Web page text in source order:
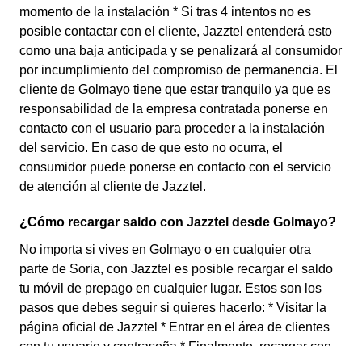
momento de la instalación * Si tras 4 intentos no es
posible contactar con el cliente, Jazztel entenderá esto
como una baja anticipada y se penalizará al consumidor
por incumplimiento del compromiso de permanencia. El
cliente de Golmayo tiene que estar tranquilo ya que es
responsabilidad de la empresa contratada ponerse en
contacto con el usuario para proceder a la instalación
del servicio. En caso de que esto no ocurra, el
consumidor puede ponerse en contacto con el servicio
de atención al cliente de Jazztel.
¿Cómo recargar saldo con Jazztel desde Golmayo?
No importa si vives en Golmayo o en cualquier otra
parte de Soria, con Jazztel es posible recargar el saldo
tu móvil de prepago en cualquier lugar. Estos son los
pasos que debes seguir si quieres hacerlo: * Visitar la
página oficial de Jazztel * Entrar en el área de clientes